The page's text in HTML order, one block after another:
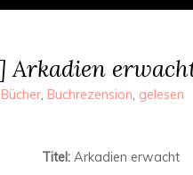
Arkadien
Bücher, Buchrezension, gelesen
Titel: Arkadien erwacht